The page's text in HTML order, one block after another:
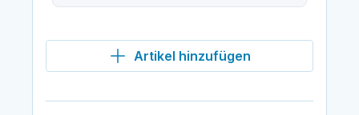
Artikel hinzufügen